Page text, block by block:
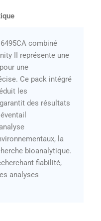
combiné
II représente une
une
Ce pack intégré
les
des résultats
la
bioanalytique.
fiabilité,
analyses